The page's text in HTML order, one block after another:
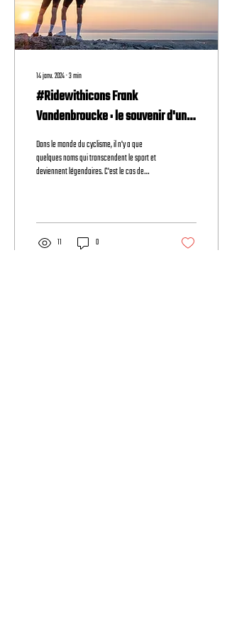
14 janv. 2024∙3min
#Ridewithicons Frank
Vandenbroucke : le souvenir d'un
phénomène cycliste
Dans le monde du cyclisme, il n'y a que
quelques noms qui transcendent le sport et
deviennent légendaires. C'est le cas de
11 0